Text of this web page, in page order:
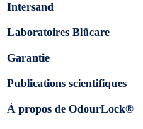
Intersand
Laboratoires Blücare
Garantie
Publications scientifiques
À propos de OdourLock®